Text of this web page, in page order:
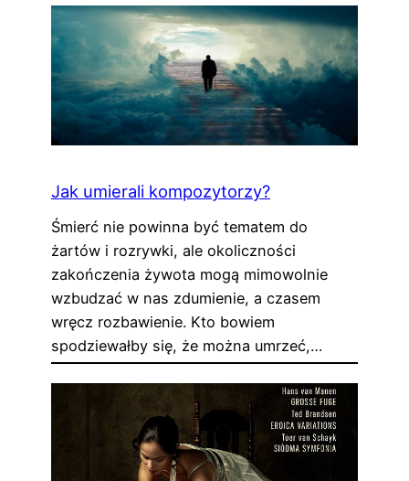
Jak umierali kompozytorzy?
Śmierć nie powinna być tematem do
żartów i rozrywki, ale okoliczności
zakończenia żywota mogą mimowolnie
wzbudzać w nas zdumienie, a czasem
wręcz rozbawienie. Kto bowiem
spodziewałby się, że można umrzeć,…